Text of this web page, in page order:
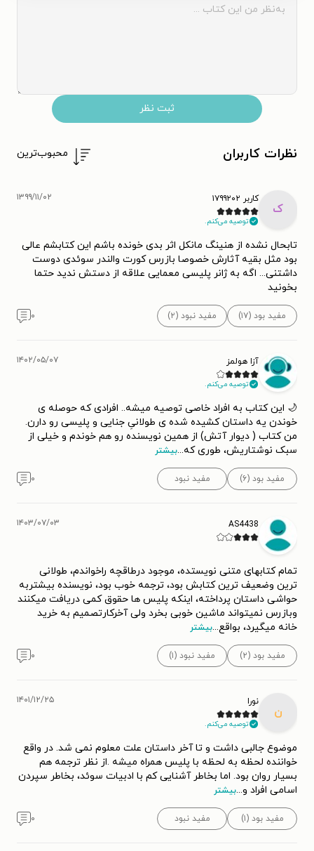
ثبت نظر
نظرات کاربران محبوب‌ترین
ک
کاربر ۱۷۹۹۲۰۲
توصیه می‌کنم.
۱۳۹۹/۱۱/۰۲
تابحال نشده از هنینگ مانکل اثر بدی خونده باشم این کتابشم عالی
بود مثل بقیه آثارش خصوصا بازرس کورت والندر سوئدی دوست
داشتنی... اگه به ژانر پلیسی معمایی علاقه از دستش ندید حتما
بخونید
مفید بود (۱۷) مفید نبود (۲) ۰
آزا هولمز
توصیه می‌کنم.
۱۴۰۲/۰۵/۰۷
🌙 این کتاب به افراد خاصی توصیه میشه.. افرادی که حوصله ی
خوندن یه داستان کشیده شده ی طولانیِ جنایی و پلیسی رو دارن.
من کتاب ( دیوار آتش) از همین نویسنده رو هم خوندم و خیلی از
سبک نوشتاریش، طوری که...بیشتر
مفید بود (۶) مفید نبود ۰
AS4438 ۱۴۰۳/۰۷/۰۳
تمام کتابهای متنی نویستده، موجود درطاقچه راخواندم، طولانی
ترین وضعیف ترین کتابش بود، ترجمه خوب بود، نویسنده بیشتربه
حواشی داستان پرداخته، اینکه پلیس ها حقوق کمی دریافت میکنند
وبازرس نمیتواند ماشین خوبی بخرد ولی آخرکارتصمیم به خرید
خانه میگیرد، بواقع...بیشتر
مفید بود (۲) مفید نبود (۱) ۰
ن
نورا
توصیه می‌کنم.
۱۴۰۱/۱۲/۲۵
موضوع جالبی داشت و تا آخر داستان علت معلوم نمی شد. در واقع
خواننده لحظه به لحظه با پلیس همراه میشه .از نظر ترجمه هم
بسیار روان بود. اما بخاطر آشنایی کم با ادبیات سوئد، بخاطر سپردن
اسامی افراد و...بیشتر
مفید بود (۱) مفید نبود ۰